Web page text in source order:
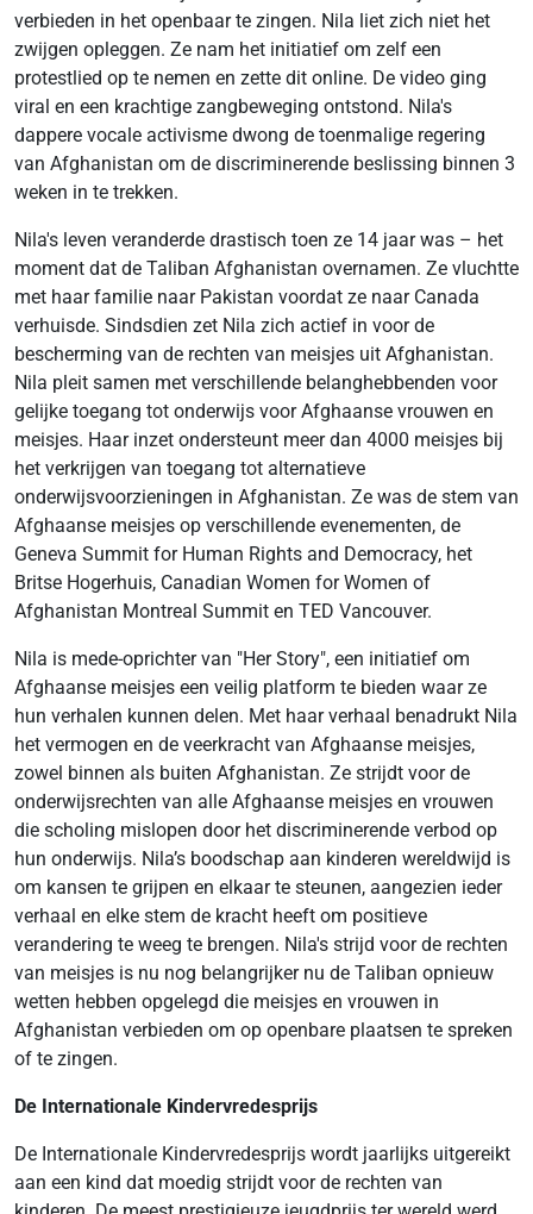
verbieden in het openbaar te zingen. Nila liet zich niet het
zwijgen opleggen. Ze nam het initiatief om zelf een
protestlied op te nemen en zette dit online. De video ging
viral en een krachtige zangbeweging ontstond. Nila's
dappere vocale activisme dwong de toenmalige regering
van Afghanistan om de discriminerende beslissing binnen 3
weken in te trekken.
Nila's leven veranderde drastisch toen ze 14 jaar was – het
moment dat de Taliban Afghanistan overnamen. Ze vluchtte
met haar familie naar Pakistan voordat ze naar Canada
verhuisde. Sindsdien zet Nila zich actief in voor de
bescherming van de rechten van meisjes uit Afghanistan.
Nila pleit samen met verschillende belanghebbenden voor
gelijke toegang tot onderwijs voor Afghaanse vrouwen en
meisjes. Haar inzet ondersteunt meer dan 4000 meisjes bij
het verkrijgen van toegang tot alternatieve
onderwijsvoorzieningen in Afghanistan. Ze was de stem van
Afghaanse meisjes op verschillende evenementen, de
Geneva Summit for Human Rights and Democracy, het
Britse Hogerhuis, Canadian Women for Women of
Afghanistan Montreal Summit en TED Vancouver.
Nila is mede-oprichter van "Her Story", een initiatief om
Afghaanse meisjes een veilig platform te bieden waar ze
hun verhalen kunnen delen. Met haar verhaal benadrukt Nila
het vermogen en de veerkracht van Afghaanse meisjes,
zowel binnen als buiten Afghanistan. Ze strijdt voor de
onderwijsrechten van alle Afghaanse meisjes en vrouwen
die scholing mislopen door het discriminerende verbod op
hun onderwijs. Nila’s boodschap aan kinderen wereldwijd is
om kansen te grijpen en elkaar te steunen, aangezien ieder
verhaal en elke stem de kracht heeft om positieve
verandering te weeg te brengen. Nila's strijd voor de rechten
van meisjes is nu nog belangrijker nu de Taliban opnieuw
wetten hebben opgelegd die meisjes en vrouwen in
Afghanistan verbieden om op openbare plaatsen te spreken
of te zingen.
De Internationale Kindervredesprijs
De Internationale Kindervredesprijs wordt jaarlijks uitgereikt
aan een kind dat moedig strijdt voor de rechten van